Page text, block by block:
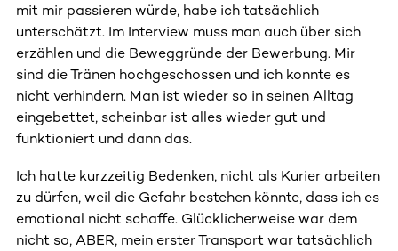
mit mir passieren würde, habe ich tatsächlich
unterschätzt. Im Interview muss man auch über sich
erzählen und die Beweggründe der Bewerbung. Mir
sind die Tränen hochgeschossen und ich konnte es
nicht verhindern. Man ist wieder so in seinen Alltag
eingebettet, scheinbar ist alles wieder gut und
funktioniert und dann das.
Ich hatte kurzzeitig Bedenken, nicht als Kurier arbeiten
zu dürfen, weil die Gefahr bestehen könnte, dass ich es
emotional nicht schaffe. Glücklicherweise war dem
nicht so, ABER, mein erster Transport war tatsächlich